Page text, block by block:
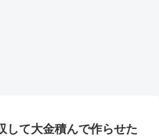
して大金積んで作らせた